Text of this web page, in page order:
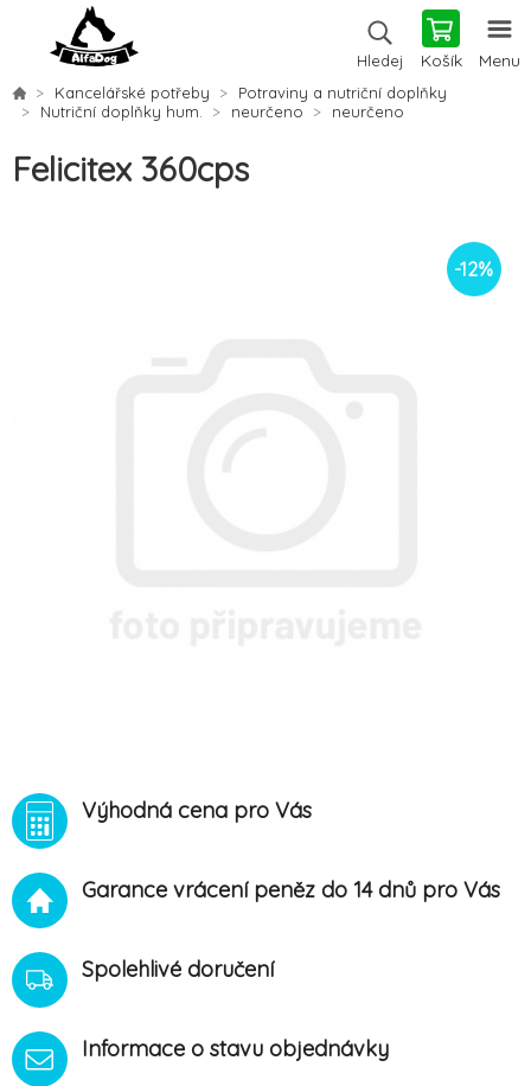
Hledej Košík Menu
Kancelářské potřeby
Potraviny a nutriční doplňky
Nutriční doplňky hum.
neurčeno neurčeno
Felicitex 360cps
-12%
Výhodná cena pro Vás
Garance vrácení peněz do 14 dnů pro Vás
Spolehlivé doručení
Informace o stavu objednávky